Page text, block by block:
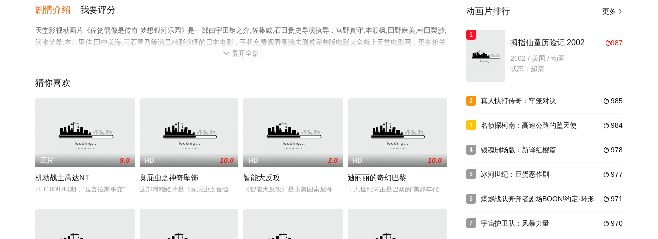
剧情介绍 我要评分
天堂影视动画片《佐贺偶像是传奇 梦想银河乐园》是一部由宇田钢之介,佐藤威,石田贵史导演执导，宫野真守,本渡枫,田野麻美,种田梨沙,
河濑茉希,衣川里佳,田中美海,三石琴乃等演员精彩演绎的日本电影，手机免费观看高清未删减完整版电影大全就上天堂电影网，更多相关
 展开全部
猜你喜欢
正片 9.0
机动战士高达NT
U. C.0097时期，“拉普拉斯事变”的纷争终结后，2架独角兽高达被秘密封印，新吉翁残党“袖章”也随之瓦解。就在人类逐渐走出战
HD 10.0
臭屁虫之神奇坠饰
这部滑稽短片是《臭屁虫之冒险岛》和《臭屁虫之冒险岛大电影》的续集，讲述了笨手笨脚的臭屁虫好友小红和小黄在城市中的种种冒险。
HD 2.0
智能大反攻
《智能大反攻》是由美国索尼哥伦比亚影片公司和索尼动画联合出品的原创喜剧冒险动画电影。该片由荣获奥斯卡最佳动画长片大奖的《蜘蛛侠：
HD 10.0
迪丽丽的奇幻巴黎
十九世纪末正是巴黎的“美好年代”，新艺术百花齐放，新技术层出不穷，在这黄金盛世的背后却传出一连串女
更多 
动画片排行
1
987
拇指仙童历险记 2002
2002 / 美国 / 动画
状态：超清
2  985
真人快打传奇：牢笼对决
3  984
名侦探柯南：高速公路的堕天使
4  978
银魂剧场版：新译红樱篇
5  977
冰河世纪：巨蛋恶作剧
6  971
爆燃战队奔奔者剧场BOON!约定·环形跑道
7  970
宇宙护卫队：风暴力量